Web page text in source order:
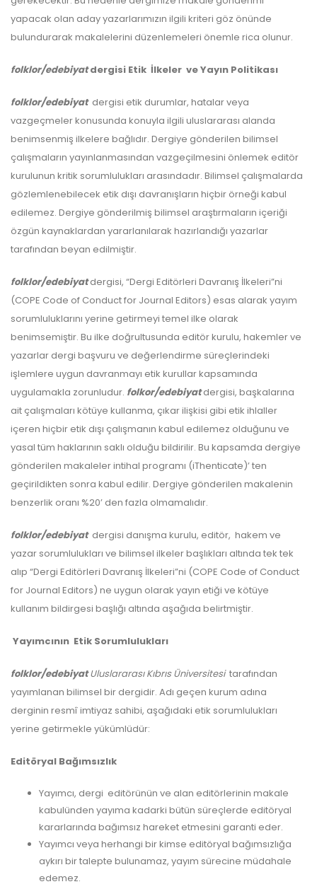
yapacak olan aday yazarlarımızın ilgili kriteri göz önünde
bulundurarak makalelerini düzenlemeleri önemle rica olunur.
folklor/edebiyatdergisi Etik İlkeler ve Yayın Politikası
folklor/edebiyat dergisi etik durumlar, hatalar veya
vazgeçmeler konusunda konuyla ilgili uluslararası alanda
benimsenmiş ilkelere bağlıdır. Dergiye gönderilen bilimsel
çalışmaların yayınlanmasından vazgeçilmesini önlemek editör
kurulunun kritik sorumlulukları arasındadır. Bilimsel çalışmalarda
gözlemlenebilecek etik dışı davranışların hiçbir örneği kabul
edilemez. Dergiye gönderilmiş bilimsel araştırmaların içeriği
özgün kaynaklardan yararlanılarak hazırlandığı yazarlar
tarafından beyan edilmiştir.
folklor/edebiyatdergisi, “Dergi Editörleri Davranış İlkeleri”ni
(COPE Code of Conduct for Journal Editors) esas alarak yayım
sorumluluklarını yerine getirmeyi temel ilke olarak
benimsemiştir. Bu ilke doğrultusunda editör kurulu, hakemler ve
yazarlar dergi başvuru ve değerlendirme süreçlerindeki
işlemlere uygun davranmayı etik kurullar kapsamında
uygulamakla zorunludur. folkor/edebiyatdergisi, başkalarına
ait çalışmaları kötüye kullanma, çıkar ilişkisi gibi etik ihlaller
içeren hiçbir etik dışı çalışmanın kabul edilemez olduğunu ve
yasal tüm haklarının saklı olduğu bildirilir. Bu kapsamda dergiye
gönderilen makaleler intihal programı (iThenticate)’ ten
geçirildikten sonra kabul edilir. Dergiye gönderilen makalenin
benzerlik oranı %20’ den fazla olmamalıdır.
folklor/edebiyat dergisi danışma kurulu, editör, hakem ve
yazar sorumlulukları ve bilimsel ilkeler başlıkları altında tek tek
alıp “Dergi Editörleri Davranış İlkeleri”ni (COPE Code of Conduct
for Journal Editors) ne uygun olarak yayın etiği ve kötüye
kullanım bildirgesi başlığı altında aşağıda belirtmiştir.
Yayımcının Etik Sorumlulukları
folklor/edebiyatUluslararası Kıbrıs Üniversitesi tarafından
yayımlanan bilimsel bir dergidir. Adı geçen kurum adına
derginin resmî imtiyaz sahibi, aşağıdaki etik sorumlulukları
yerine getirmekle yükümlüdür:
Editöryal Bağımsızlık
Yayımcı, dergi editörünün ve alan editörlerinin makale
kabulünden yayıma kadarki bütün süreçlerde editöryal
kararlarında bağımsız hareket etmesini garanti eder.
Yayımcı veya herhangi bir kimse editöryal bağımsızlığa
aykırı bir talepte bulunamaz, yayım sürecine müdahale
edemez.